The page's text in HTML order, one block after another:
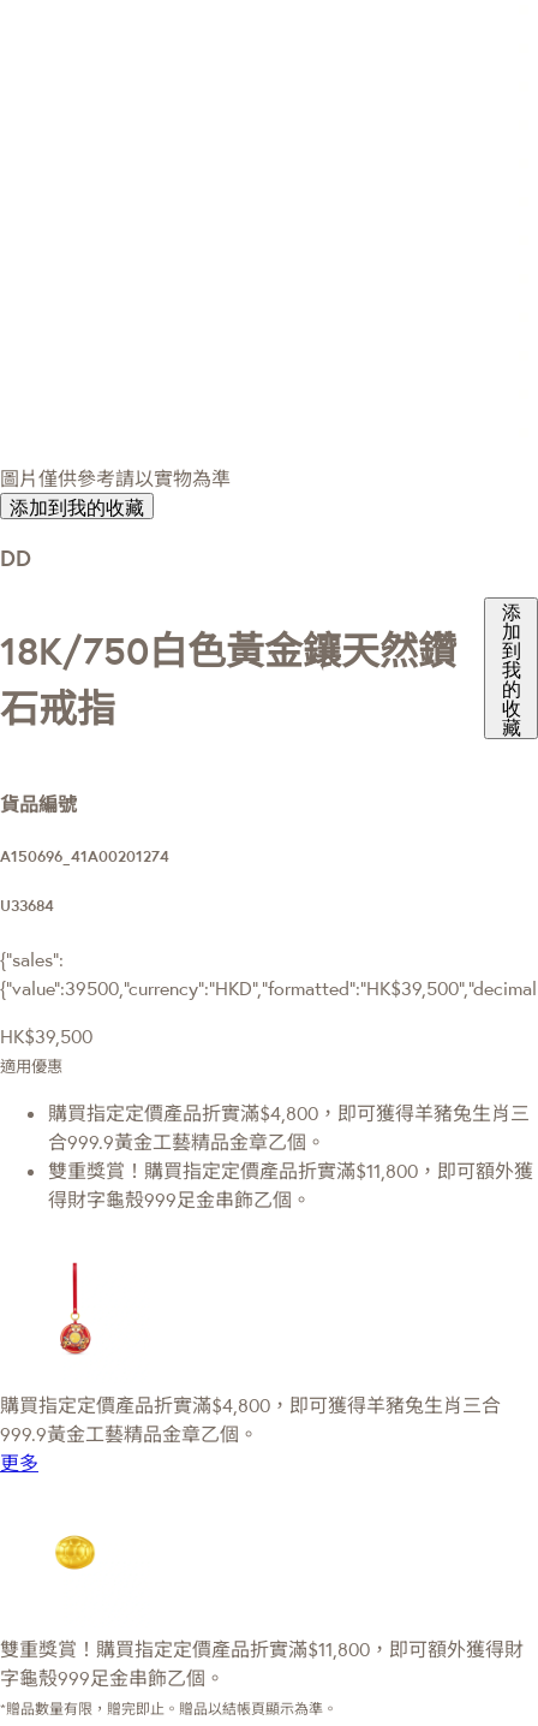
圖片僅供參考請以實物為準
添加到我的收藏
DD
18K/750白色黃金鑲天然鑽
石戒指
添
加
到
我
的
收
藏
貨品編號
A150696_41A00201274
U33684
{"sales":
HK$39,500
適用優惠
購買指定定價產品折實滿$4,800，即可獲得羊豬兔生肖三
合999.9黃金工藝精品金章乙個。
雙重獎賞！購買指定定價產品折實滿$11,800，即可額外獲
得財字龜殼999足金串飾乙個。
購買指定定價產品折實滿$4,800，即可獲得羊豬兔生肖三合
999.9黃金工藝精品金章乙個。
更多
雙重獎賞！購買指定定價產品折實滿$11,800，即可額外獲得財
字龜殼999足金串飾乙個。
*贈品數量有限，贈完即止。贈品以結帳頁顯示為準。